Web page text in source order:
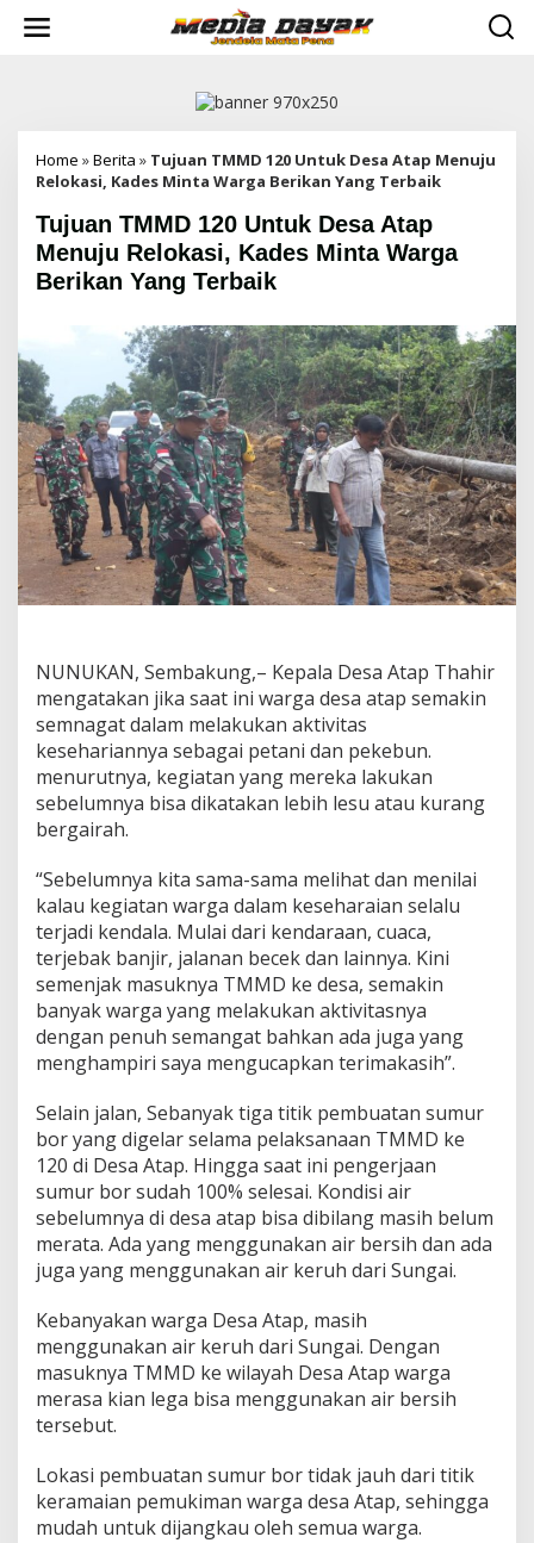
Home »Berita » Tujuan TMMD 120 Untuk Desa Atap Menuju
Relokasi, Kades Minta Warga Berikan Yang Terbaik
Tujuan TMMD 120 Untuk Desa Atap
Menuju Relokasi, Kades Minta Warga
Berikan Yang Terbaik
NUNUKAN, Sembakung,– Kepala Desa Atap Thahir
mengatakan jika saat ini warga desa atap semakin
semnagat dalam melakukan aktivitas
kesehariannya sebagai petani dan pekebun.
menurutnya, kegiatan yang mereka lakukan
sebelumnya bisa dikatakan lebih lesu atau kurang
bergairah.
“Sebelumnya kita sama-sama melihat dan menilai
kalau kegiatan warga dalam keseharaian selalu
terjadi kendala. Mulai dari kendaraan, cuaca,
terjebak banjir, jalanan becek dan lainnya. Kini
semenjak masuknya TMMD ke desa, semakin
banyak warga yang melakukan aktivitasnya
dengan penuh semangat bahkan ada juga yang
menghampiri saya mengucapkan terimakasih”.
Selain jalan, Sebanyak tiga titik pembuatan sumur
bor yang digelar selama pelaksanaan TMMD ke
120 di Desa Atap. Hingga saat ini pengerjaan
sumur bor sudah 100% selesai. Kondisi air
sebelumnya di desa atap bisa dibilang masih belum
merata. Ada yang menggunakan air bersih dan ada
juga yang menggunakan air keruh dari Sungai.
Kebanyakan warga Desa Atap, masih
menggunakan air keruh dari Sungai. Dengan
masuknya TMMD ke wilayah Desa Atap warga
merasa kian lega bisa menggunakan air bersih
tersebut.
Lokasi pembuatan sumur bor tidak jauh dari titik
keramaian pemukiman warga desa Atap, sehingga
mudah untuk dijangkau oleh semua warga.